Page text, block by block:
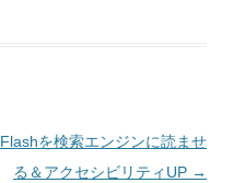
Flashを検索エンジンに読ませ
る＆アクセシビリティUP →